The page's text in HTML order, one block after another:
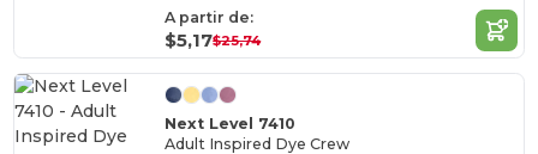
A partir de:
$5,17$25,74
Next Level 7410
Adult Inspired Dye Crew